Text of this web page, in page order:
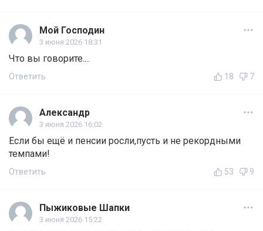
Мой Господин
3 июня 2026 18:31
Что вы говорите....
Ответить 18 7
Александр
3 июня 2026 16:02
Если бы ещё и пенсии росли,пусть и не рекордными
темпами!
Ответить 53 9
Пыжиковые Шапки
3 июня 2026 15:22